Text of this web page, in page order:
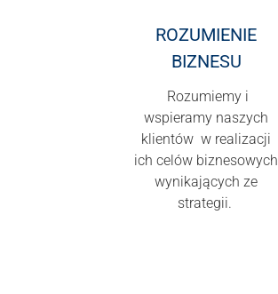
ROZUMIENIE
BIZNESU
Rozumiemy i
wspieramy naszych
klientów w realizacji
ich celów biznesowych
wynikających ze
strategii.